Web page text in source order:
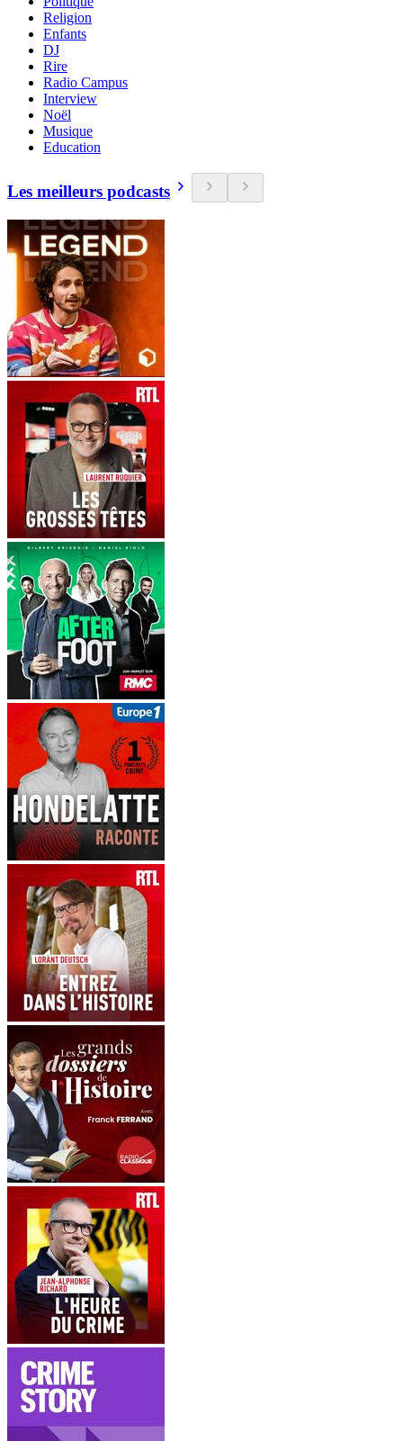
Religion
Enfants
DJ
Rire
Radio Campus
Interview
Noël
Musique
Education
Les meilleurs podcasts